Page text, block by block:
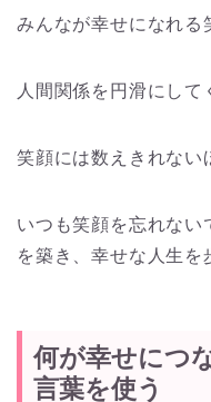
みんなが幸せになれる
人間関係を円滑にして
笑顔には数えきれない
いつも笑顔を忘れな
を築き、幸せな人生を
何が幸せにつ
言葉を使う